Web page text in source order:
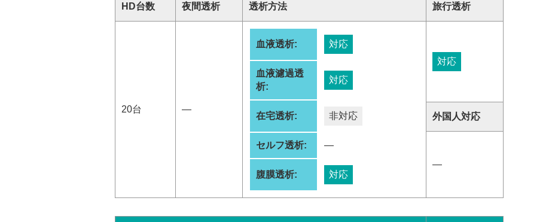
HD台数 夜間透析 透析方法 旅行透析
20台 ―
血液透析: 対応
血液濾過透
析:
対応
在宅透析: 非対応
セルフ透析: ―
腹膜透析: 対応
対応
外国人対応
―